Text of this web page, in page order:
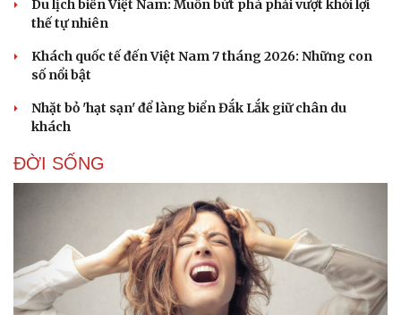
Du lịch biển Việt Nam: Muốn bứt phá phải vượt khỏi lợi
thế tự nhiên
Khách quốc tế đến Việt Nam 7 tháng 2026: Những con
số nổi bật
Nhặt bỏ 'hạt sạn' để làng biển Đắk Lắk giữ chân du
khách
ĐỜI SỐNG